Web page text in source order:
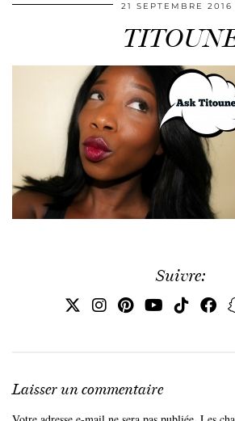
21 SEPTEMBRE 2016
Suivre:
Laisser un commentaire